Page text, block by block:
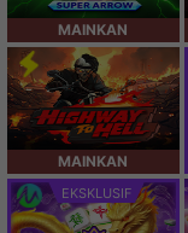
MAINKAN
MAINKAN
EKSKLUSIF